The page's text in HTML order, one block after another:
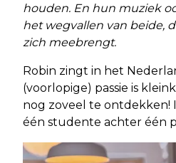
houden. En hun muziek
het wegvallen van beide,
zich meebrengt.
Robin zingt in het
(voorlopige) passie is
nog zoveel te ontdekken!
één studente achter één